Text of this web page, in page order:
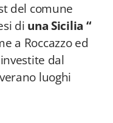
del comune
di una Sicilia “
a Roccazzo ed
dal
luoghi